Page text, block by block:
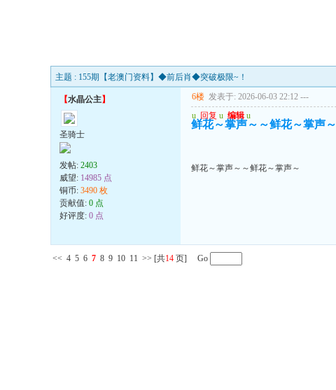
主题 : 155期【老澳门资料】◆前后肖◆突破极限~！
【水晶公主】
圣骑士
发帖: 2403
威望: 14985 点
铜币: 3490 枚
贡献值: 0 点
好评度: 0 点
6楼 发表于: 2026-06-03 22:12 ---
u 回复 u 编辑 u
鲜花～掌声～～鲜花～掌声～
鲜花～掌声～～鲜花～掌声～
<< 4 5 6 7 8 9 10 11 >> [共14 页] Go